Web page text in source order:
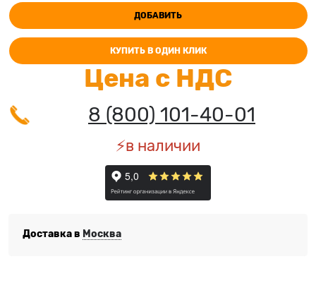
ДОБАВИТЬ
КУПИТЬ В ОДИН КЛИК
Цена с НДС
8 (800) 101-40-01
⚡️в наличии
Доставка в Москва